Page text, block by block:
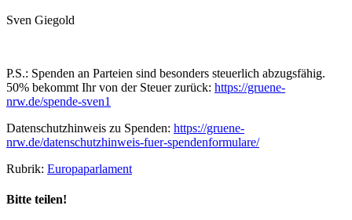
Sven Giegold
P.S.: Spenden an Parteien sind besonders steuerlich abzugsfähig.
50% bekommt Ihr von der Steuer zurück: https://gruene-
nrw.de/spende-sven1
Datenschutzhinweis zu Spenden: https://gruene-
nrw.de/datenschutzhinweis-fuer-spendenformulare/
Rubrik: Europaparlament
Bitte teilen!